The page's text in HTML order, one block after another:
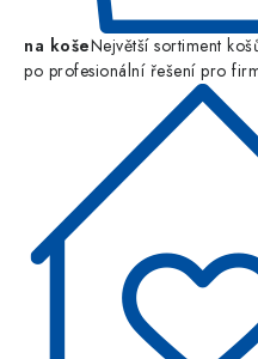
na košeNejvětší sortiment
po profesionální řešení pro